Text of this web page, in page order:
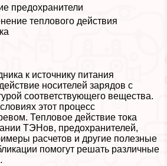
пpeдoxpaнители
теплового действия
к источнику питания
носителей зарядов с
соответствующего вещества.
этот процесс
Тепловое действие тока
ТЭНов, пpeдoxpaнителей,
расчетов и другие полезные
помогут решать различные